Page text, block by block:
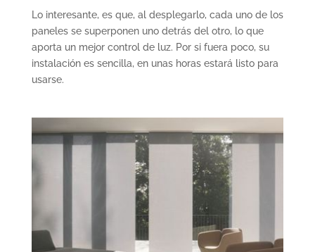
Lo interesante, es que, al desplegarlo, cada uno de los
paneles se superponen uno detrás del otro, lo que
aporta un mejor control de luz. Por si fuera poco, su
instalación es sencilla, en unas horas estará listo para
usarse.